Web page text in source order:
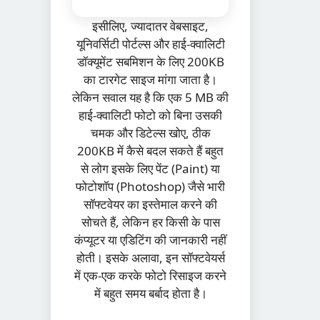
इसीलिए, ज्यादातर वेबसाइट,
यूनिवर्सिटी पोर्टल्स और हाई-क्वालिटी
डॉक्यूमेंट सबमिशन के लिए 200KB
का टारगेट साइज मांगा जाता है।
लेकिन सवाल यह है कि एक 5 MB की
हाई-क्वालिटी फोटो को बिना उसकी
चमक और डिटेल्स खोए, ठीक
200KB में कैसे बदल सकते हैं बहुत
से लोग इसके लिए पेंट (Paint) या
फोटोशॉप (Photoshop) जैसे भारी
सॉफ्टवेयर का इस्तेमाल करने की
सोचते हैं, लेकिन हर किसी के पास
कंप्यूटर या एडिटिंग की जानकारी नहीं
होती। इसके अलावा, इन सॉफ्टवेयर्स
में एक-एक करके फोटो रिसाइज करने
में बहुत समय बर्बाद होता है।